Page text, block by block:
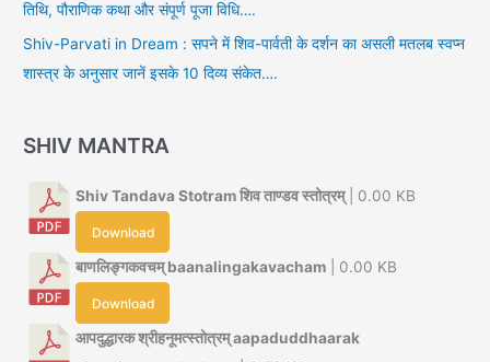
तिथि, पौराणिक कथा और संपूर्ण पूजा विधि….
Shiv-Parvati in Dream : सपने में शिव-पार्वती के दर्शन का असली मतलब स्वप्न
शास्त्र के अनुसार जानें इसके 10 दिव्य संकेत….
SHIV MANTRA
Shiv Tandava Stotram शिव ताण्डव स्तोत्रम्| 0.00 KB
Download
बाणलिङ्गकवचम् baanalingakavacham | 0.00 KB
Download
आपदुद्धारक श्रीहनूमत्स्तोत्रम् aapaduddhaarak